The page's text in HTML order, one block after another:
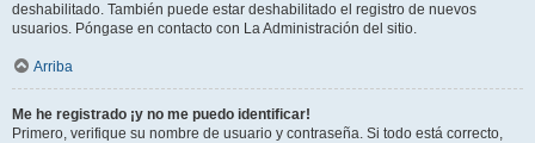
deshabilitado. También puede estar deshabilitado el registro de nuevos
usuarios. Póngase en contacto con La Administración del sitio.
Arriba
Me he registrado ¡y no me puedo identificar!
Primero, verifique su nombre de usuario y contraseña. Si todo está correcto,